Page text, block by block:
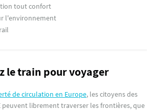
tout confort
l'environnement
le train pour voyager
de circulation en Europe, les citoyens des
peuvent librement traverser les frontières, que